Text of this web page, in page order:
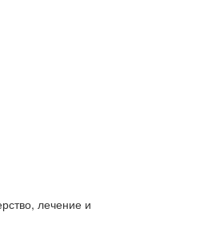
лечение и